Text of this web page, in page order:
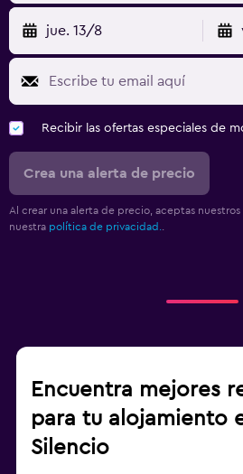
jue. 13/8
Recibir las ofertas especiales de
Crea una alerta de precio
Al crear una alerta de precio, aceptas nuestros
nuestra política de privacidad.
Encuentra mejores
para tu alojamiento
Silencio